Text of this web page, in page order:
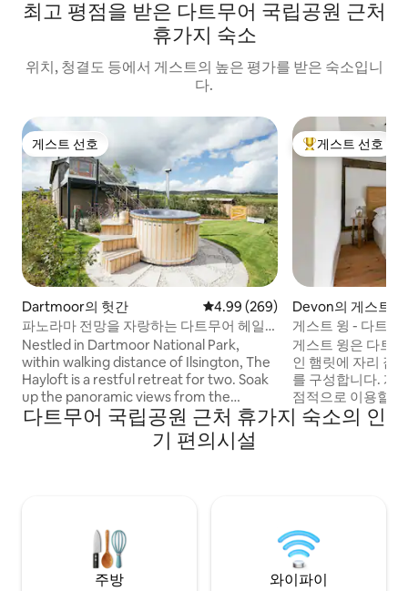
최고 평점을 받은 다트무어 국립공원 근처
휴가지 숙소
위치, 청결도 등에서 게스트의 높은 평가를 받은 숙소입니
다.
게스트 선호
게스트 선호
Dartmoor의 헛간 평점 4.99점(5점 만점), 후기 269
4.99 (269)
파노라마 전망을 자랑하는 다트무어 헤일
로프트 럭셔리 숙소
Nestled in Dartmoor National Park,
within walking distance of Ilsington, The
Hayloft is a restful retreat for two. Soak
up the panoramic views from the
balcony, spend your evenings in the
wood fired hot tub gazing at the stars or
love to welcome dogs and the garden is
fully enclosed & secure!
상위 게스트 선호
게스트 선호
Devon의 게스트
게스트 윙 - 다트무
게스트 윙은 다트
인 햄릿에 자리 잡
를 구성합니다. 게스트는 숙소의 이 윙을 독
점적으로 이용할
사적인 아름다움이
리함과 섬세하게 조화
영화를 감상하세요.
다트무어 국립공원 근처 휴가지 숙소의 인
기 편의시설
주방 와이파이